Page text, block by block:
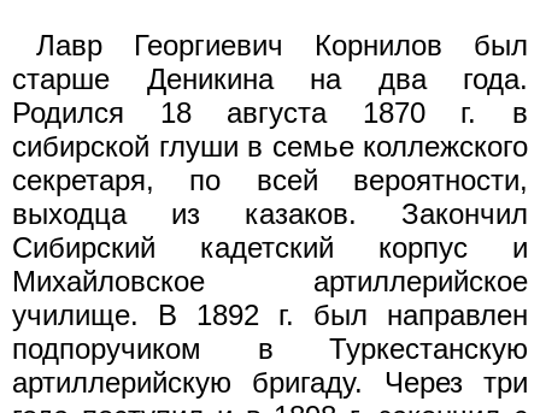
Лавр Георгиевич Корнилов был
старше Деникина на два года.
Родился 18 августа 1870 г. в
сибирской глуши в семье коллеж­ского
секретаря, по всей вероятности,
выходца из казаков. За­кончил
Сибирский кадетский корпус и
Михайловское артиллерий­ское
училище. В 1892 г. был направлен
подпоручиком в Турке­станскую
артиллерийскую бригаду. Через три